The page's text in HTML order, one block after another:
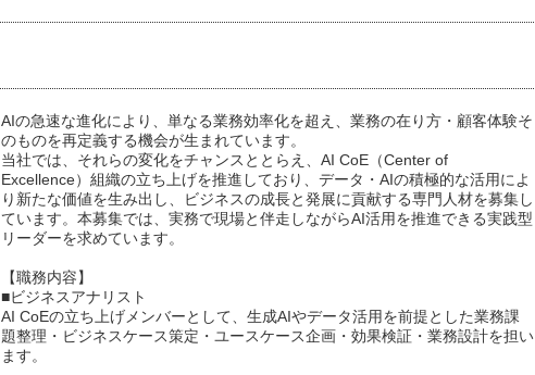
AIの急速な進化により、単なる業務効率化を超え、業務の在り方・顧客体験そ
のものを再定義する機会が生まれています。
当社では、それらの変化をチャンスととらえ、AI CoE（Center of
Excellence）組織の立ち上げを推進しており、データ・AIの積極的な活用によ
り新たな価値を生み出し、ビジネスの成長と発展に貢献する専門人材を募集し
ています。本募集では、実務で現場と伴走しながらAI活用を推進できる実践型
リーダーを求めています。
【職務内容】
■ビジネスアナリスト
AI CoEの立ち上げメンバーとして、生成AIやデータ活用を前提とした業務課
題整理・ビジネスケース策定・ユースケース企画・効果検証・業務設計を担い
ます。